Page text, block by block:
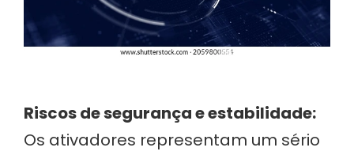
Riscos de segurança e estabilidade:
Os ativadores representam um sério